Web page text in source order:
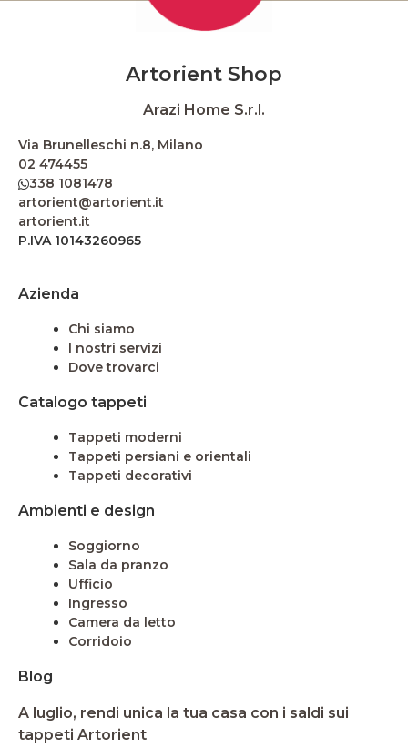
Artorient Shop
Arazi Home S.r.l.
Via Brunelleschi n.8, Milano
02 474455
338 1081478
artorient@artorient.it
artorient.it
P.IVA 10143260965
Azienda
Chi siamo
I nostri servizi
Dove trovarci
Catalogo tappeti
Tappeti moderni
Tappeti persiani e orientali
Tappeti decorativi
Ambienti e design
Soggiorno
Sala da pranzo
Ufficio
Ingresso
Camera da letto
Corridoio
Blog
A luglio, rendi unica la tua casa con i saldi sui
tappeti Artorient